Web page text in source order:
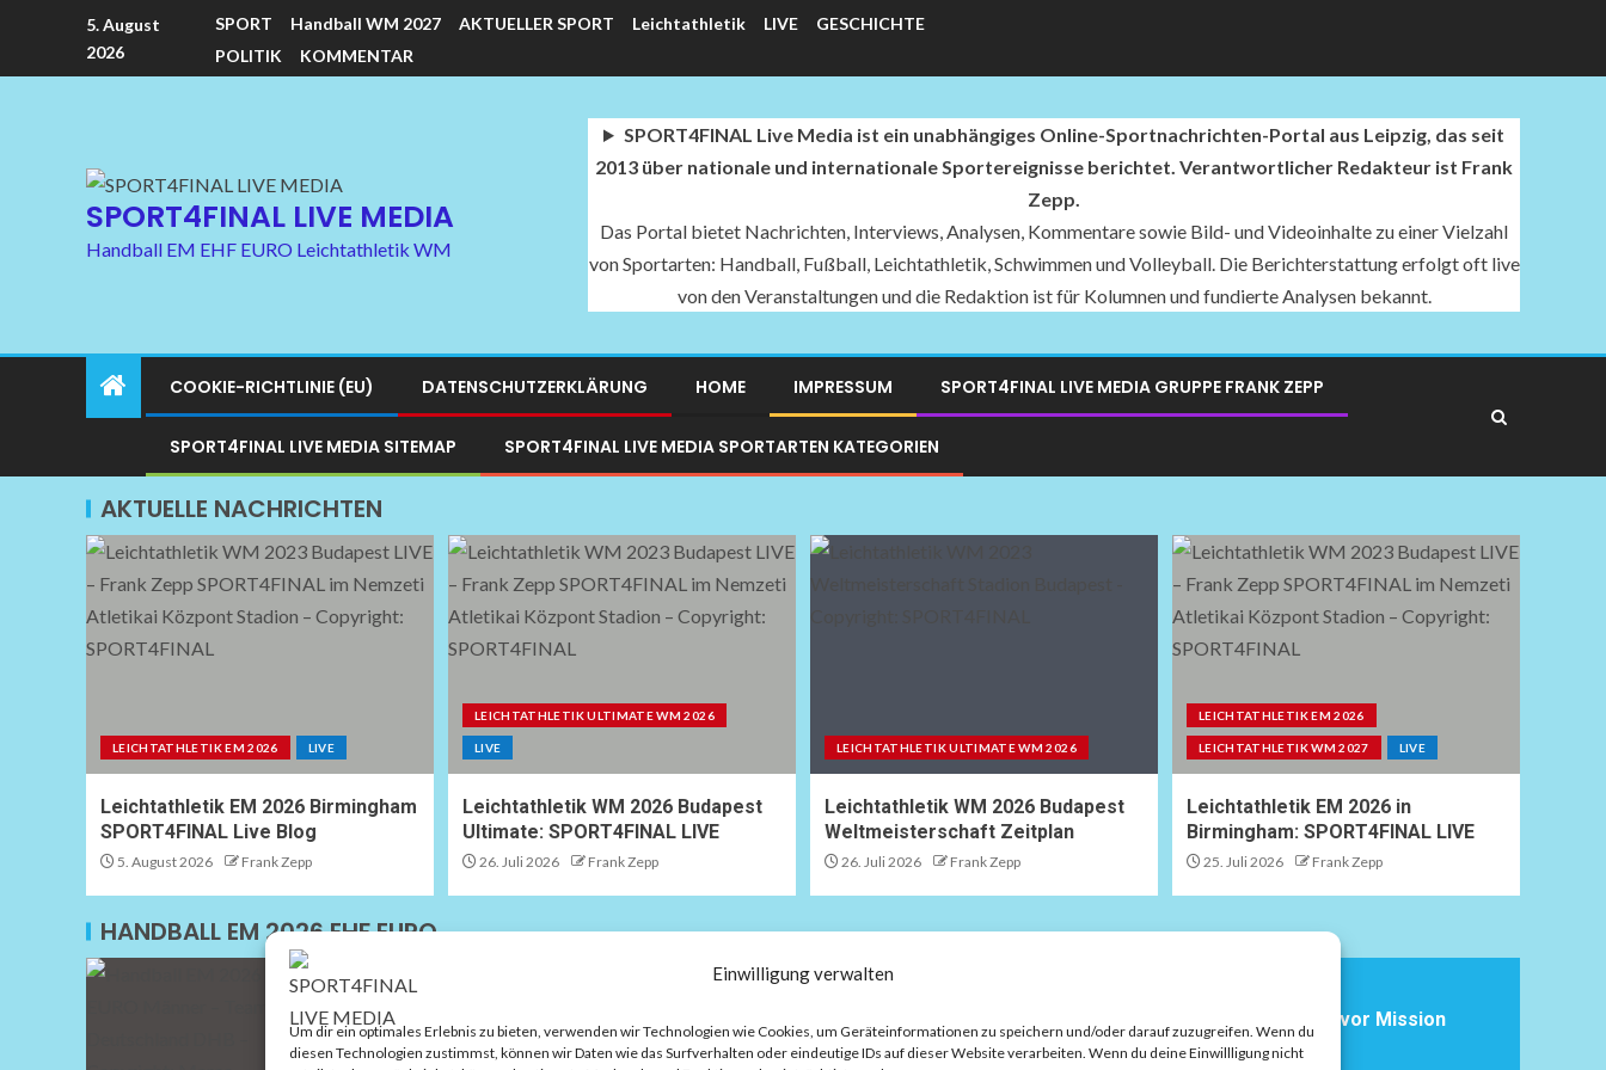
Einwilligung verwalten
Um dir ein optimales Erlebnis zu bieten, verwenden wir Technologien wie Cookies, um Geräteinformationen zu speichern und/oder darauf zuzugreifen. Wenn du
diesen Technologien zustimmst, können wir Daten wie das Surfverhalten oder eindeutige IDs auf dieser Website verarbeiten. Wenn du deine Einwillligung nicht
5. August
2026
SPORT Handball WM 2027 AKTUELLER SPORT Leichtathletik LIVE
GESCHICHTE
POLITIK
KOMMENTAR
SPORT4FINAL LIVE MEDIA
Handball EM EHF EURO Leichtathletik WM
SPORT4FINAL Live Media ist ein unabhängiges Online-Sportnachrichten-Portal aus Leipzig, das seit
2013 über nationale und internationale Sportereignisse berichtet. Verantwortlicher Redakteur ist Frank
Zepp.
Das Portal bietet Nachrichten, Interviews, Analysen, Kommentare sowie Bild- und Videoinhalte zu einer Vielzahl
von Sportarten: Handball, Fußball, Leichtathletik, Schwimmen und Volleyball. Die Berichterstattung erfolgt oft live
von den Veranstaltungen und die Redaktion ist für Kolumnen und fundierte Analysen bekannt.
COOKIE-RICHTLINIE (EU) DATENSCHUTZERKLÄRUNG HOME IMPRESSUM SPORT4FINAL LIVE MEDIA GRUPPE FRANK ZEPP
SPORT4FINAL LIVE MEDIA SITEMAP SPORT4FINAL LIVE MEDIA SPORTARTEN KATEGORIEN
AKTUELLE NACHRICHTEN
LEICHTATHLETIK EM 2026 LIVE
Leichtathletik EM 2026 Birmingham
SPORT4FINAL Live Blog
5. August 2026 Frank Zepp
LEICHTATHLETIK ULTIMATE WM 2026
LIVE
Leichtathletik WM 2026 Budapest
Ultimate: SPORT4FINAL LIVE
26. Juli 2026 Frank Zepp
LEICHTATHLETIK ULTIMATE WM 2026
Leichtathletik WM 2026 Budapest
Weltmeisterschaft Zeitplan
26. Juli 2026 Frank Zepp
LEICHTATHLETIK EM 2026
LEICHTATHLETIK WM 2027 LIVE
Leichtathletik EM 2026 in
Birmingham: SPORT4FINAL LIVE
25. Juli 2026 Frank Zepp
HANDBALL EM 2026 EHF EURO
HANDBALL EM 2026
Kommentar: Deutschland noch nicht reif für den
EM-Titel
Handball EM 2026: Deutschland vor Mission
Halbfinale